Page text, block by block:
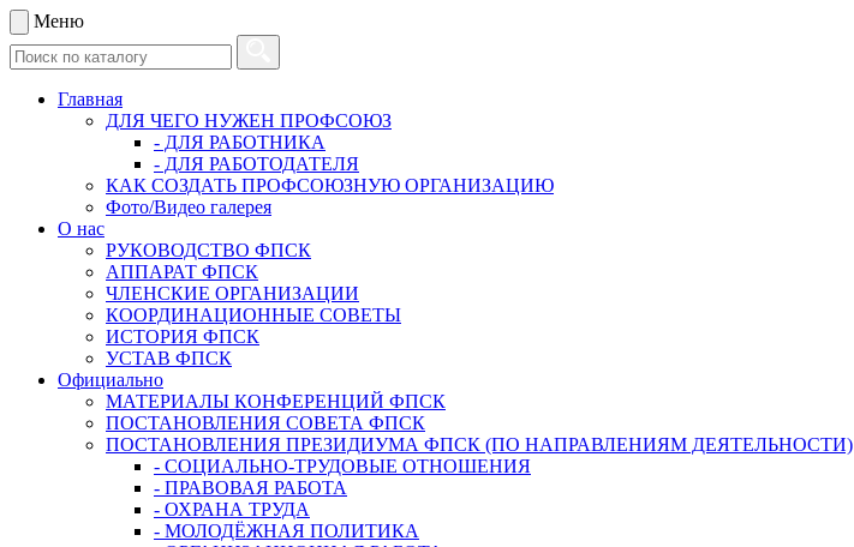
Меню
Главная
ДЛЯ ЧЕГО НУЖЕН ПРОФСОЮЗ
- ДЛЯ РАБОТНИКА
- ДЛЯ РАБОТОДАТЕЛЯ
КАК СОЗДАТЬ ПРОФСОЮЗНУЮ ОРГАНИЗАЦИЮ
Фото/Видео галерея
О нас
РУКОВОДСТВО ФПСК
АППАРАТ ФПСК
ЧЛЕНСКИЕ ОРГАНИЗАЦИИ
КООРДИНАЦИОННЫЕ СОВЕТЫ
ИСТОРИЯ ФПСК
УСТАВ ФПСК
Официально
МАТЕРИАЛЫ КОНФЕРЕНЦИЙ ФПСК
ПОСТАНОВЛЕНИЯ СОВЕТА ФПСК
ПОСТАНОВЛЕНИЯ ПРЕЗИДИУМА ФПСК (ПО НАПРАВЛЕНИЯМ ДЕЯТЕЛЬНОСТИ)
- СОЦИАЛЬНО-ТРУДОВЫЕ ОТНОШЕНИЯ
- ПРАВОВАЯ РАБОТА
- ОХРАНА ТРУДА
- МОЛОДЁЖНАЯ ПОЛИТИКА